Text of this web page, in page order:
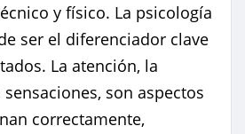
y físico. La psicología
ser el diferenciador clave
La atención, la
son aspectos
correctamente,